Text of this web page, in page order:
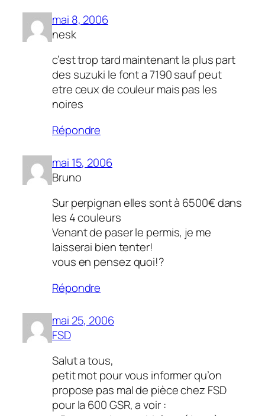
mai 8, 2006
nesk
c’est trop tard maintenant la plus part
des suzuki le font a 7190 sauf peut
etre ceux de couleur mais pas les
noires
Répondre
mai 15, 2006
Bruno
Sur perpignan elles sont à 6500€ dans
les 4 couleurs
Venant de paser le permis, je me
laisserai bien tenter!
vous en pensez quoi!?
Répondre
mai 25, 2006
FSD
Salut a tous,
petit mot pour vous informer qu’on
propose pas mal de pièce chez FSD
pour la 600 GSR, a voir :